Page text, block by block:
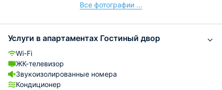
Все фотографии ...
Услуги в апартаментах Гостиный двор
Wi-Fi
ЖК-телевизор
Звукоизолированные номера
Кондиционер